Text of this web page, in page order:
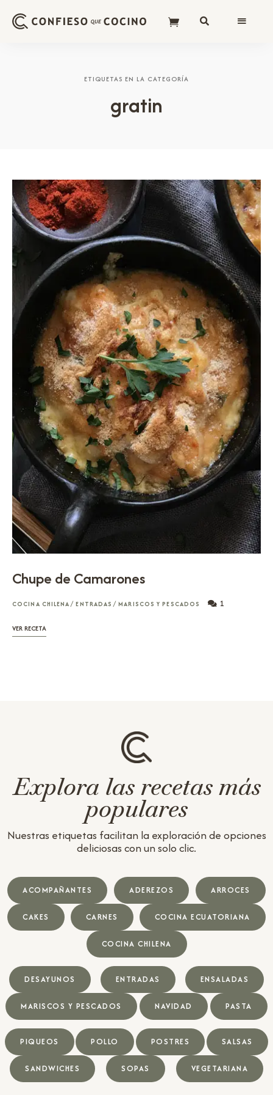
ETIQUETAS EN LA CATEGORÍA
gratin
Chupe de Camarones
COCINA CHILENA/ ENTRADAS / MARISCOS Y PESCADOS 1
VER RECETA
Explora las recetas más
populares
Nuestras etiquetas facilitan la exploración de opciones
deliciosas con un solo clic.
ACOMPAÑANTES ADEREZOS ARROCES
CAKES CARNES COCINA ECUATORIANA
COCINA CHILENA
DESAYUNOS ENTRADAS ENSALADAS
MARISCOS Y PESCADOS NAVIDAD PASTA
PIQUEOS POLLO POSTRES SALSAS
SANDWICHES SOPAS VEGETARIANA